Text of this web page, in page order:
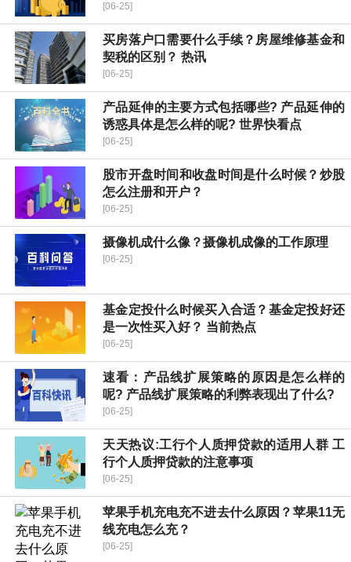
[06-25]
买房落户口需要什么手续？房屋维修基金和
契税的区别？ 热讯
[06-25]
产品延伸的主要方式包括哪些? 产品延伸的
诱惑具体是怎么样的呢? 世界快看点
[06-25]
股市开盘时间和收盘时间是什么时候？炒股
怎么注册和开户？
[06-25]
摄像机成什么像？摄像机成像的工作原理
[06-25]
基金定投什么时候买入合适？基金定投好还
是一次性买入好？ 当前热点
[06-25]
速看：产品线扩展策略的原因是怎么样的
呢? 产品线扩展策略的利弊表现出了什么?
[06-25]
天天热议:工行个人质押贷款的适用人群 工
行个人质押贷款的注意事项
[06-25]
苹果手机充电充不进去什么原因？苹果11无
线充电怎么充？
[06-25]